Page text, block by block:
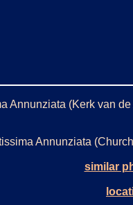
Annunziata (Kerk van
Annunziata
similar